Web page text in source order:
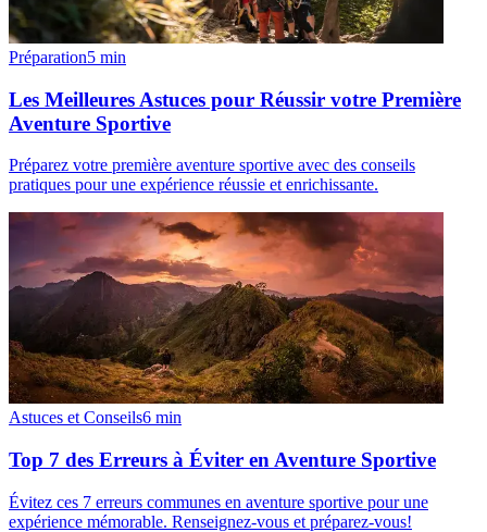
Préparation5 min
Les Meilleures Astuces pour Réussir votre Première
Aventure Sportive
Préparez votre première aventure sportive avec des conseils
pratiques pour une expérience réussie et enrichissante.
Astuces et Conseils6 min
Top 7 des Erreurs à Éviter en Aventure Sportive
Évitez ces 7 erreurs communes en aventure sportive pour une
expérience mémorable. Renseignez-vous et préparez-vous!